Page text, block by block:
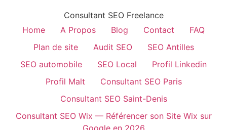
Consultant SEO Freelance
Home
A Propos Blog Contact
FAQ
Plan de site
Audit SEO
SEO Antilles
SEO automobile
SEO Local
Profil Linkedin
Profil Malt
Consultant SEO Paris
Consultant SEO Saint-Denis
Consultant SEO Wix — Référencer son Site Wix sur